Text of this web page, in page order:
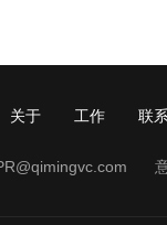
关于 工作 联系